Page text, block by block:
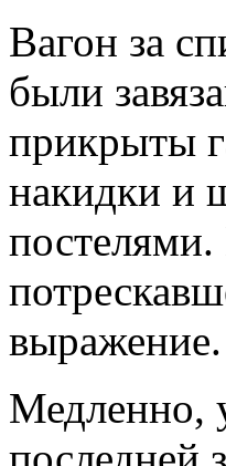
Вагон за
были
прикрыты
накидки и
выражение.
Медленно,